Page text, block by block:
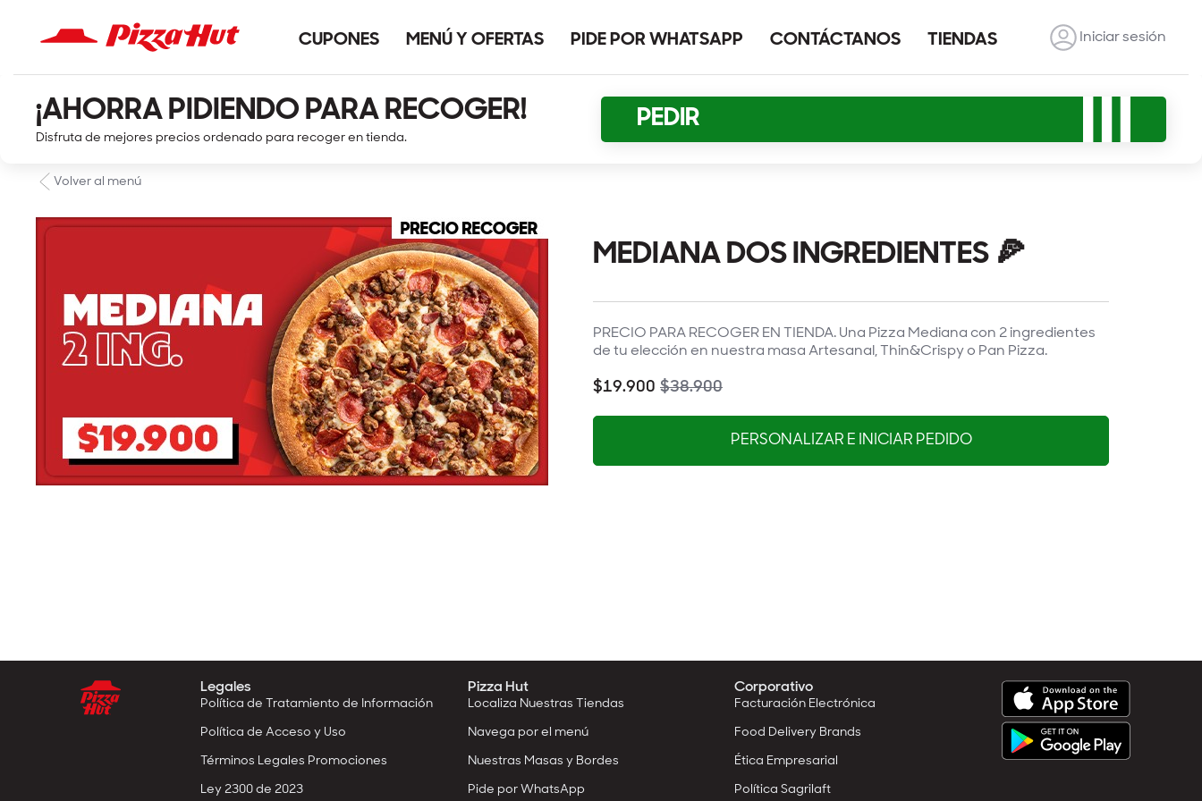
CUPONES MENÚ Y OFERTAS PIDE POR WHATSAPP CONTÁCTANOS TIENDAS Iniciar sesión
¡AHORRA PIDIENDO PARA RECOGER!
Disfruta de mejores precios ordenado para recoger en tienda.
PEDIR
Volver al menú
MEDIANA DOS INGREDIENTES 🍕
PRECIO PARA RECOGER EN TIENDA. Una Pizza Mediana con 2 ingredientes
de tu elección en nuestra masa Artesanal, Thin&Crispy o Pan Pizza.
$19.900 $38.900
PERSONALIZAR E INICIAR PEDIDO
Legales
Política de Tratamiento de Información
Política de Acceso y Uso
Términos Legales Promociones
Ley 2300 de 2023
Pizza Hut
Localiza Nuestras Tiendas
Navega por el menú
Nuestras Masas y Bordes
Pide por WhatsApp
Corporativo
Facturación Electrónica
Food Delivery Brands
Ética Empresarial
Política Sagrilaft